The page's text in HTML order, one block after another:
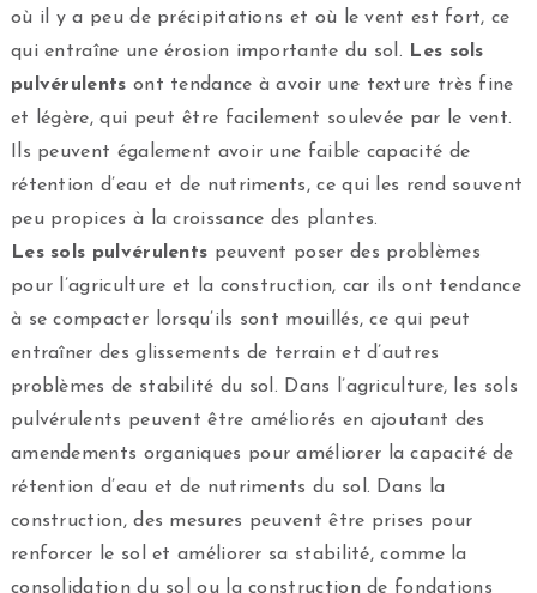
où il y a peu de précipitations et où le vent est fort, ce
qui entraîne une érosion importante du sol. Les sols
pulvérulents ont tendance à avoir une texture très fine
et légère, qui peut être facilement soulevée par le vent.
Ils peuvent également avoir une faible capacité de
rétention d’eau et de nutriments, ce qui les rend souvent
peu propices à la croissance des plantes.
Les sols pulvérulents peuvent poser des problèmes
pour l’agriculture et la construction, car ils ont tendance
à se compacter lorsqu’ils sont mouillés, ce qui peut
entraîner des glissements de terrain et d’autres
problèmes de stabilité du sol. Dans l’agriculture, les sols
pulvérulents peuvent être améliorés en ajoutant des
amendements organiques pour améliorer la capacité de
rétention d’eau et de nutriments du sol. Dans la
construction, des mesures peuvent être prises pour
renforcer le sol et améliorer sa stabilité, comme la
consolidation du sol ou la construction de fondations